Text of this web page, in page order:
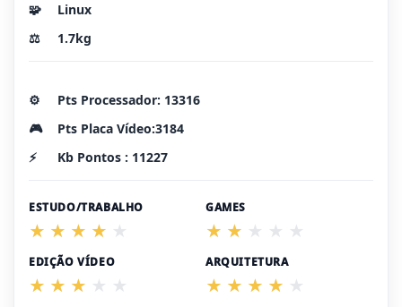
🧩
Linux
⚖️
1.7kg
⚙️
Pts Processador: 13316
🎮
Pts Placa Vídeo:3184
⚡
Kb Pontos : 11227
ESTUDO/TRABALHO GAMES
EDIÇÃO VÍDEO ARQUITETURA